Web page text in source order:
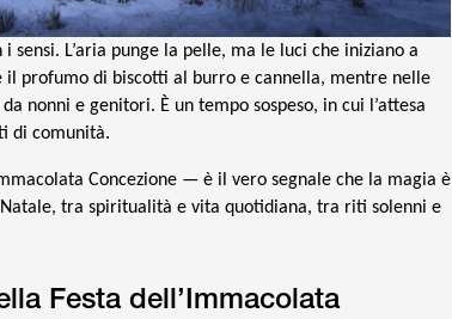
sensi. L’aria punge la pelle, ma le luci che iniziano a
profumo di biscotti al burro e cannella, mentre nelle
nonni e genitori. È un tempo sospeso, in cui l’attesa
di comunità.
Concezione — è il vero segnale che la magia è
tra spiritualità e vita quotidiana, tra riti solenni e
Festa dell’Immacolata